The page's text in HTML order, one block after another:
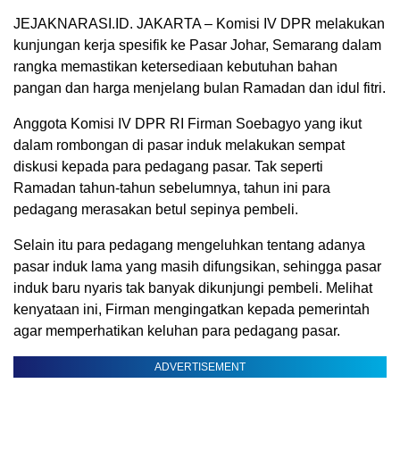
JEJAKNARASI.ID. JAKARTA – Komisi IV DPR melakukan
kunjungan kerja spesifik ke Pasar Johar, Semarang dalam
rangka memastikan ketersediaan kebutuhan bahan
pangan dan harga menjelang bulan Ramadan dan idul fitri.
Anggota Komisi IV DPR RI Firman Soebagyo yang ikut
dalam rombongan di pasar induk melakukan sempat
diskusi kepada para pedagang pasar. Tak seperti
Ramadan tahun-tahun sebelumnya, tahun ini para
pedagang merasakan betul sepinya pembeli.
Selain itu para pedagang mengeluhkan tentang adanya
pasar induk lama yang masih difungsikan, sehingga pasar
induk baru nyaris tak banyak dikunjungi pembeli. Melihat
kenyataan ini, Firman mengingatkan kepada pemerintah
agar memperhatikan keluhan para pedagang pasar.
ADVERTISEMENT